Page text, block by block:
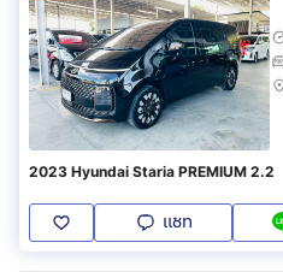
2023 Hyundai Staria PREMIUM 2.2
แชท